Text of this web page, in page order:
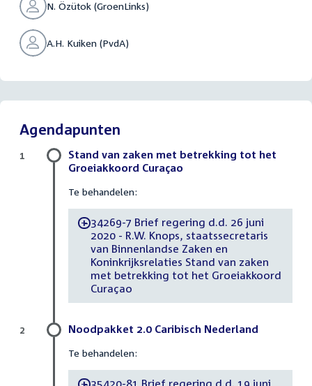
N. Özütok (GroenLinks)
A.H. Kuiken (PvdA)
Agendapunten
Stand van zaken met betrekking tot het
Groeiakkoord Curaçao
Te behandelen:
-34269-7 Brief regering d.d. 26 juni
2020 - R.W. Knops, staatssecretaris
van Binnenlandse Zaken en
Koninkrijksrelaties Stand van zaken
met betrekking tot het Groeiakkoord
Curaçao
1
Noodpakket 2.0 Caribisch Nederland
Te behandelen:
35420-81 Brief regering d.d. 19 juni
2